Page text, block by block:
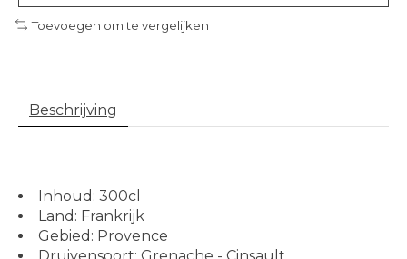
Toevoegen om te vergelijken
Beschrijving
Inhoud: 300cl
Land: Frankrijk
Gebied: Provence